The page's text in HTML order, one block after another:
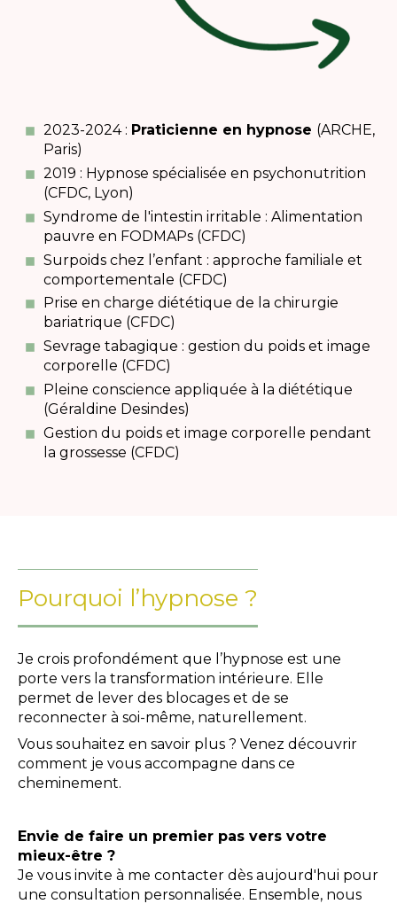
2023-2024 : Praticienne en hypnose (ARCHE,
Paris)
2019 : Hypnose spécialisée en psychonutrition
(CFDC, Lyon)
Syndrome de l'intestin irritable : Alimentation
pauvre en FODMAPs (CFDC)
Surpoids chez l’enfant : approche familiale et
comportementale (CFDC)
Prise en charge diététique de la chirurgie
bariatrique (CFDC)
Sevrage tabagique : gestion du poids et image
corporelle (CFDC)
Pleine conscience appliquée à la diététique
(Géraldine Desindes)
Gestion du poids et image corporelle pendant
la grossesse (CFDC)
Pourquoi l’hypnose ?
Je crois profondément que l’hypnose est une
porte vers la transformation intérieure. Elle
permet de lever des blocages et de se
reconnecter à soi-même, naturellement.
Vous souhaitez en savoir plus ? Venez découvrir
comment je vous accompagne dans ce
cheminement.
Envie de faire un premier pas vers votre
mieux-être ?
Je vous invite à me contacter dès aujourd'hui pour
une consultation personnalisée. Ensemble, nous